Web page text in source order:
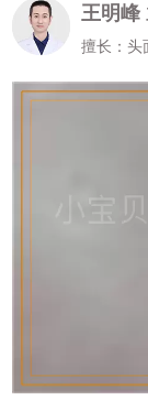
王明峰
擅长：头